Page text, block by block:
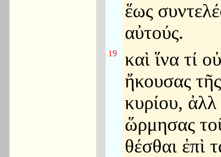
ἕως
αὐτούς.
19
καὶ ἵνα τί
ἤκουσας
κυρίου, ἀλλ
ὥρμησας
θέσθαι ἐπὶ